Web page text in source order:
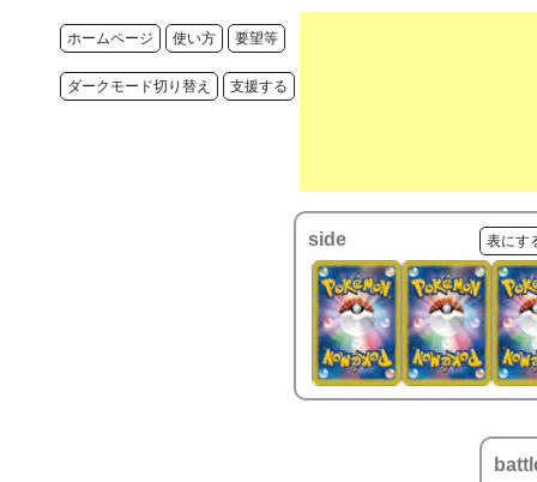
ホームページ 使い方 要望等
ダークモード切り替え 支援する
side 表にす